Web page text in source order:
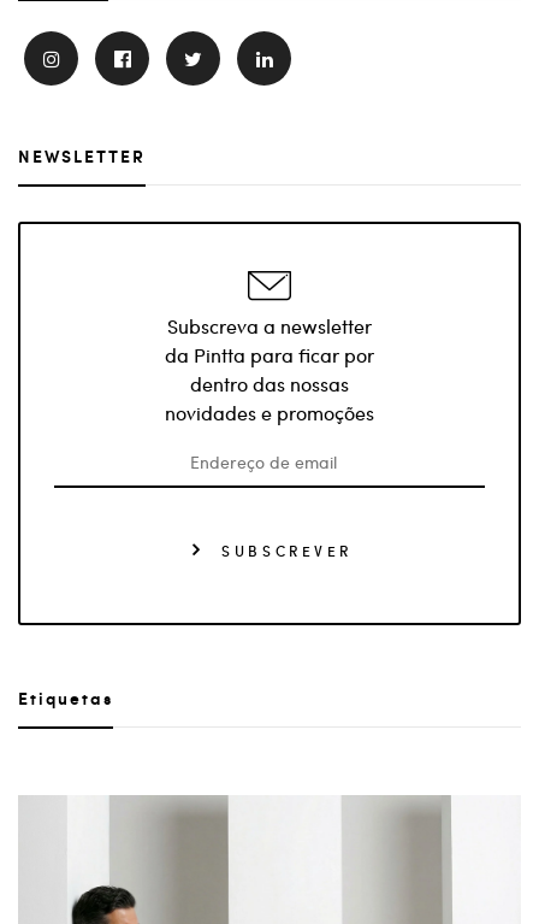
NEWSLETTER
Subscreva a newsletter
da Pintta para ficar por
dentro das nossas
novidades e promoções
SUBSCREVER
Etiquetas